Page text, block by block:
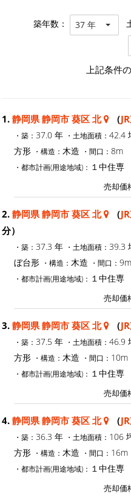
築年数： 37 年
上記条件
1. 静岡県 静岡市 葵区 北 （
・築： 37.0 年 ・土地面積： 42.4
方形 ・構造： 木造 ・間口： 8m
・都市計画(用途地域)： １中住専
売却価
2. 静岡県 静岡市 葵区 北 （
分）
・築： 37.3 年 ・土地面積： 39.3
ぼ台形 ・構造： 木造 ・間口： 9m
・都市計画(用途地域)： １中住専
売却価
3. 静岡県 静岡市 葵区 北 （
・築： 37.5 年 ・土地面積： 46.9
方形 ・構造： 木造 ・間口： 10m
・都市計画(用途地域)： １中住専
売却価
4. 静岡県 静岡市 葵区 北 （
・築： 36.3 年 ・土地面積： 106
方形 ・構造： 木造 ・間口： 16m
・都市計画(用途地域)： １中住専
売却価